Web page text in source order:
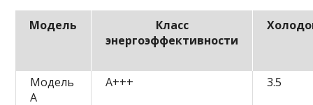
Модель
Класс
энергоэффективности
Модель
А
A+++ 3.5